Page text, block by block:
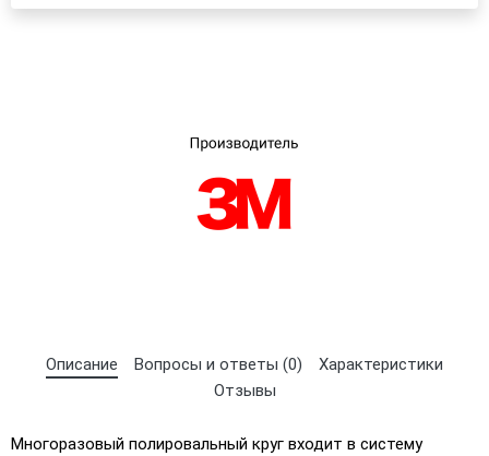
Выберите язык магазина
Описание Вопросы и ответы (0)
Характеристики
Отзывы
Многоразовый полировальный круг входит в систему